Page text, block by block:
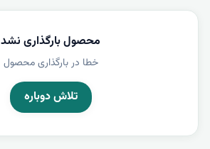
محصول بارگذاری نشد
خطا در بارگذاری محصول
تلاش دوباره